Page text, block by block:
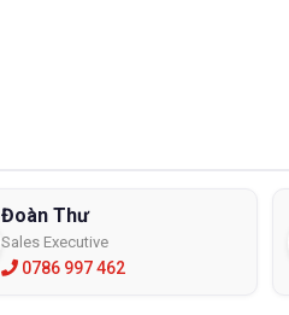
Đoàn Thư
Sales Executive
0786 997 462